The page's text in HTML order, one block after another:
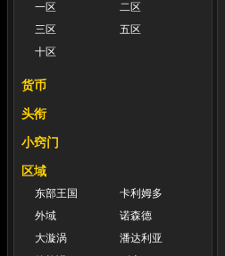
一区
二区
三区
五区
十区
货币
头衔
小窍门
区域
东部王国
卡利姆多
外域
诺森德
大漩涡
潘达利亚